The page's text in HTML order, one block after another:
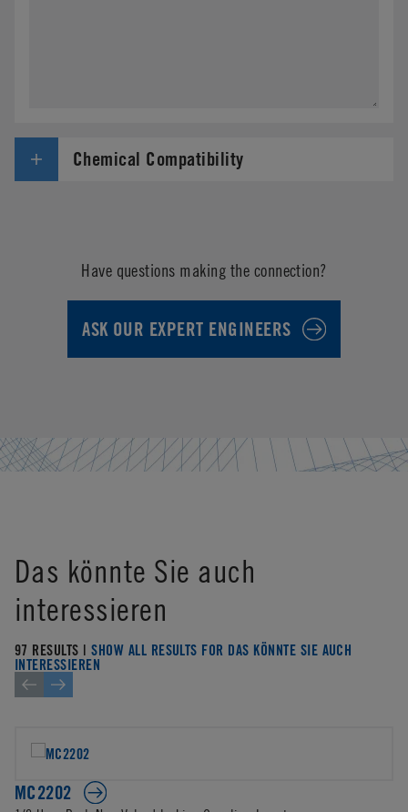
Chemical Compatibility
Have questions making the connection?
ASK OUR EXPERT ENGINEERS
Das könnte Sie auch
interessieren
97 RESULTS |SHOW ALL RESULTS FOR DAS KÖNNTE SIE AUCH
INTERESSIEREN
MC2202